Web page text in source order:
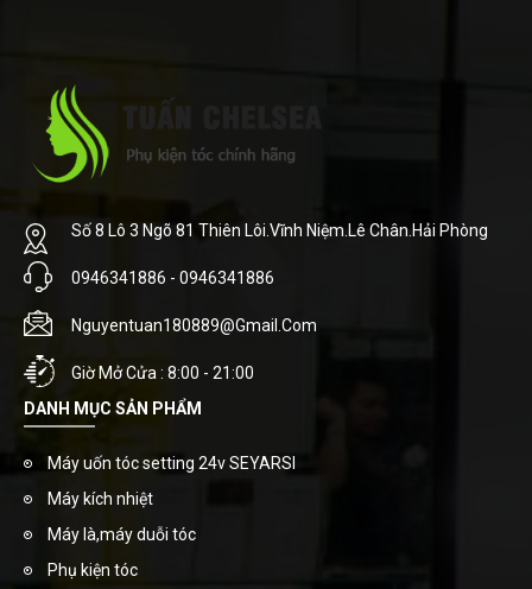
Số 8 Lô 3 Ngõ 81 Thiên Lôi.Vĩnh Niệm.Lê Chân.Hải Phòng
0946341886 - 0946341886
Nguyentuan180889@gmail.com
Giờ Mở Cửa : 8:00 - 21:00
DANH MỤC SẢN PHẨM
Máy uốn tóc setting 24v SEYARSI
Máy kích nhiệt
Máy là,máy duỗi tóc
Phụ kiện tóc